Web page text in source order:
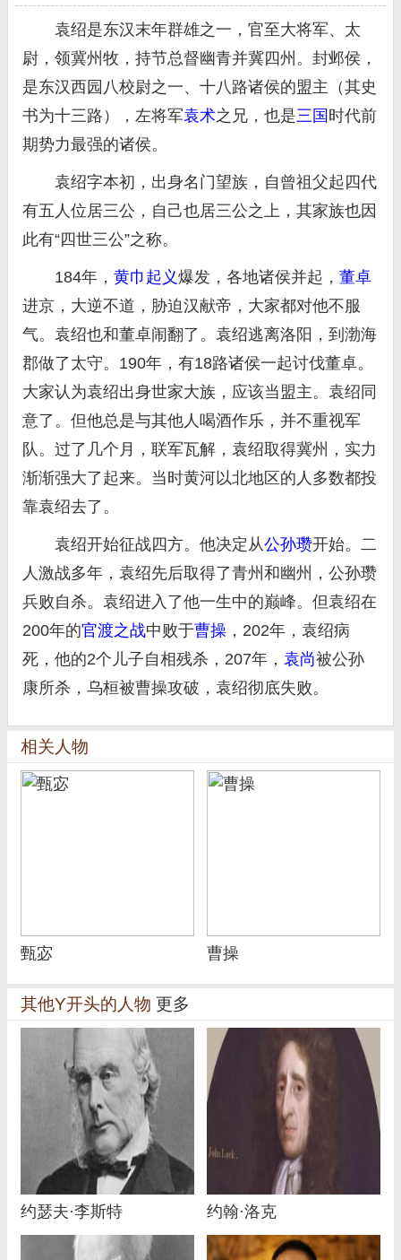
袁绍是东汉末年群雄之一，官至大将军、太
尉，领冀州牧，持节总督幽青并冀四州。封邺侯，
是东汉西园八校尉之一、十八路诸侯的盟主（其史
书为十三路），左将军袁术之兄，也是三国 时代前
期势力最强的诸侯。
袁绍字本初，出身名门望族，自曾祖父起四代
有五人位居三公，自己也居三公之上，其家族也因
此有“四世三公”之称。
184年， 黄巾起义爆发，各地诸侯并起， 董卓
进京，大逆不道，胁迫汉献帝，大家都对他不服
气。袁绍也和董卓闹翻了。袁绍逃离洛阳，到渤海
郡做了太守。190年，有18路诸侯一起讨伐董卓。
大家认为袁绍出身世家大族，应该当盟主。袁绍同
意了。但他总是与其他人喝酒作乐，并不重视军
队。过了几个月，联军瓦解，袁绍取得冀州，实力
渐渐强大了起来。当时黄河以北地区的人多数都投
靠袁绍去了。
袁绍开始征战四方。他决定从公孙瓒开始。二
人激战多年，袁绍先后取得了青州和幽州，公孙瓒
兵败自杀。袁绍进入了他一生中的巅峰。但袁绍在
200年的官渡之战中败于曹操 ，202年，袁绍病
死，他的2个儿子自相残杀，207年， 袁尚被公孙
康所杀，乌桓被曹操攻破，袁绍彻底失败。
相关人物
甄宓 曹操
其他Y开头的人物 更多
约瑟夫·李斯特 约翰·洛克